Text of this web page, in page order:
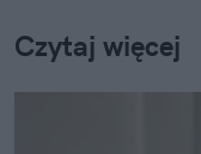
Czytaj więcej